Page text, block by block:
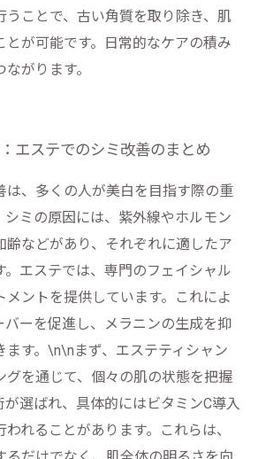
うことで、古い角質を取り除き、肌
とが可能です。日常的なケアの積み
がります。
エステでのシミ改善のまとめ
は、多くの人が美白を目指す際の重
シミの原因には、紫外線やホルモン
齢などがあり、それぞれに適したア
。エステでは、専門のフェイシャル
メントを提供しています。これによ
バーを促進し、メラニンの生成を抑
ます。\n\nまず、エステティシャン
グを通じて、個々の肌の状態を把握
が選ばれ、具体的にはビタミンC導入
れることがあります。これらは、